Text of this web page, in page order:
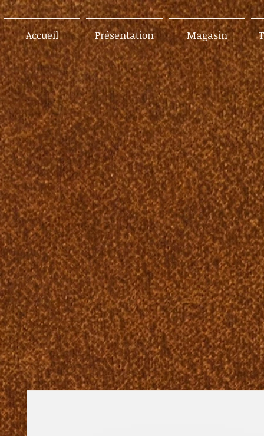
Accueil Présentation Magasin